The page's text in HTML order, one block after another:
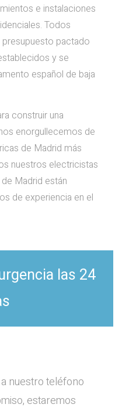
e instalaciones
Todos
presupuesto pactado
y se
español de baja
construir una
enorgullecemos de
de Madrid más
nuestros electricistas
Madrid están
de experiencia en el
las 24
nuestro teléfono
estaremos